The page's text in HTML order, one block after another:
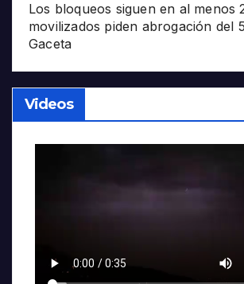
Los bloqueos siguen en al menos
movilizados piden abrogación del
Gaceta
Videos